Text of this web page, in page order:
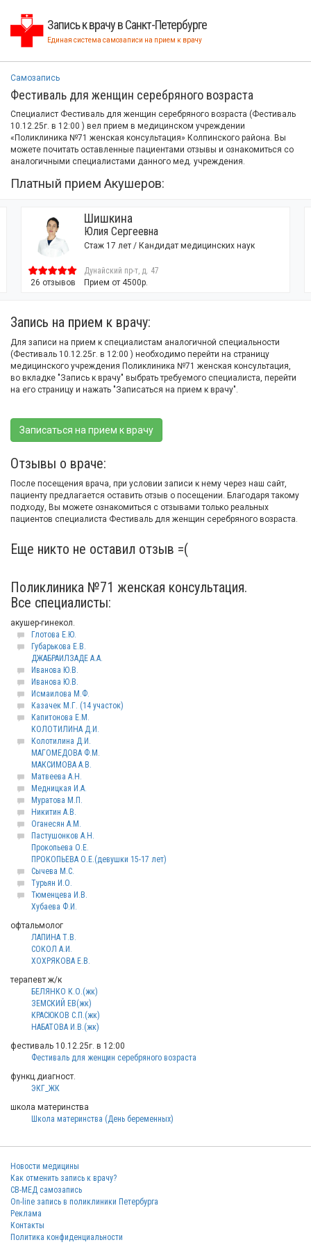
Запись к врачу в Санкт-Петербурге
Единая система самозаписи на прием к врачу
Самозапись
Фестиваль для женщин серебряного возраста
Специалист Фестиваль для женщин серебряного возраста (Фестиваль
10.12.25г. в 12:00 ) вел прием в медицинском учреждении
«Поликлиника №71 женская консультация» Колпинского района. Вы
можете почитать оставленные пациентами отзывы и ознакомиться со
аналогичными специалистами данного мед. учреждения.
Платный прием Акушеров:
26 отзывов
Шишкина
Юлия Сергеевна
Стаж 17 лет / Кандидат медицинских наук
Дунайский пр-т, д. 47
Прием от 4500р.
Запись на прием к врачу:
Для записи на прием к специалистам аналогичной специальности
(Фестиваль 10.12.25г. в 12:00 ) необходимо перейти на страницу
медицинского учреждения Поликлиника №71 женская консультация,
во вкладке "Запись к врачу" выбрать требуемого специалиста, перейти
на его страницу и нажать "Записаться на прием к врачу".
Записаться на прием к врачу
Отзывы о враче:
После посещения врача, при условии записи к нему через наш сайт,
пациенту предлагается оставить отзыв о посещении. Благодаря такому
подходу, Вы можете ознакомиться с отзывами только реальных
пациентов специалиста Фестиваль для женщин серебряного возраста.
Еще никто не оставил отзыв =(
Поликлиника №71 женская консультация.
Все специалисты:
акушер-гинекол.
Глотова Е.Ю.
Губарькова Е.В.
ДЖАБРАИЛЗАДЕ А.А.
Иванова Ю.В.
Иванова Ю.В.
Исмаилова М.Ф.
Казачек М.Г. (14 участок)
Капитонова Е.М.
КОЛОТИЛИНА Д.И.
Колотилина Д.И.
МАГОМЕДОВА Ф.М.
МАКСИМОВА А.В.
Матвеева А.Н.
Медницкая И.А.
Муратова М.П.
Никитин А.В.
Оганесян А.М.
Пастушонков А.Н.
Прокопьева О.Е.
ПРОКОПЬЕВА О.Е.(девушки 15-17 лет)
Сычева М.С.
Турьян И.О.
Тюменцева И.В.
Хубаева Ф.И.
офтальмолог
ЛАПИНА Т.В.
СОКОЛ А.И.
ХОХРЯКОВА Е.В.
терапевт ж/к
БЕЛЯНКО К.О.(жк)
ЗЕМСКИЙ ЕВ(жк)
КРАСЮКОВ С.П.(жк)
НАБАТОВА И.В.(жк)
фестиваль 10.12.25г. в 12:00
Фестиваль для женщин серебряного возраста
функц.диагност.
ЭКГ_ЖК
школа материнства
Школа материнства (День беременных)
Новости медицины
Как отменить запись к врачу?
СВ-МЕД самозапись
On-line запись в поликлиники Петербурга
Реклама
Контакты
Политика конфиденциальности